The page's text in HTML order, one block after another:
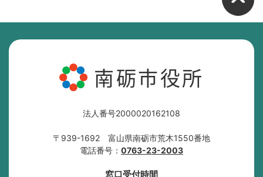
南砺市役所
法人番号2000020162108
〒939-1692 富山県南砺市荒木1550番地
電話番号： 0763-23-2003
窓口受付時間